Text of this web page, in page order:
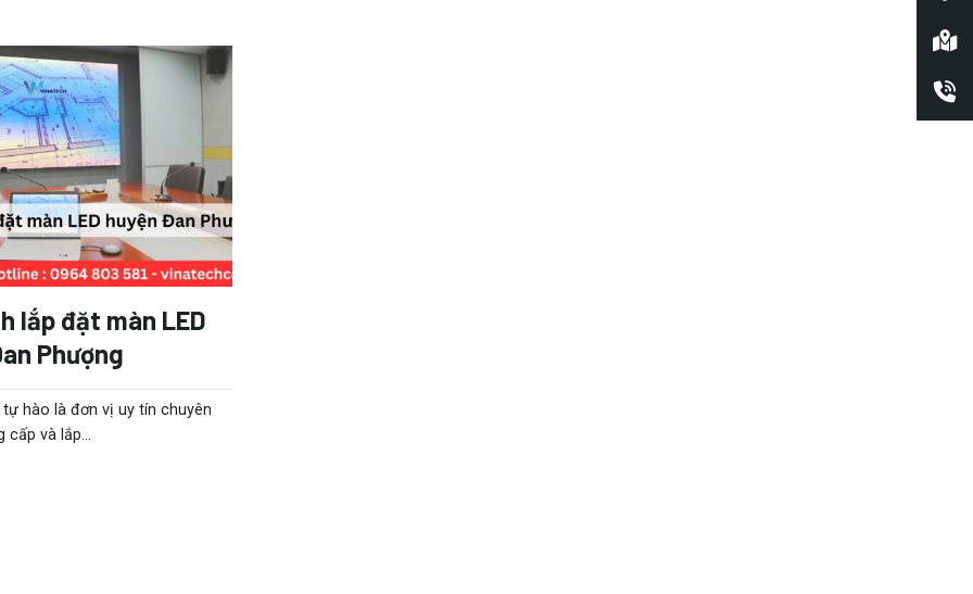
lắp đặt màn LED
Phượng
tự hào là đơn vị uy tín chuyên
cấp và lắp...